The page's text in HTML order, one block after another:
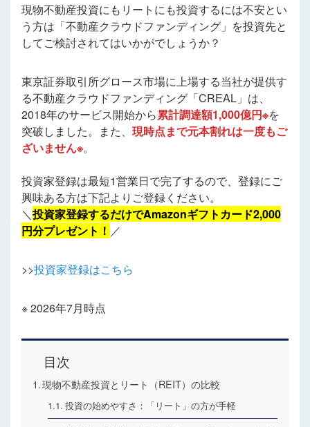
現物不動産投資にもリートにも投資するには不安とい
う方は「不動産クラウドファンディング」を投資先と
してご検討されてはいかがでしょうか？
東京証券取引所グロース市場に上場する当社が提供す
る不動産クラウドファンディング「CREAL」は、
2018年のサービス開始から累計調達額1,000億円※を
突破しました。また、 現時点まで元本割れは一度もご
ざいません※。
投資家登録は最短1営業日で完了するので、登録にご
興味ある方は下記よりご登録ください。
＼投資家登録するだけでAmazonギフトカード2,000
円分プレゼント！ ／
>>投資家登録はこちら
※ 2026年7月時点
目次
現物不動産投資とリート（REIT）の比較
投資の始めやすさ：「リート」の方が手軽